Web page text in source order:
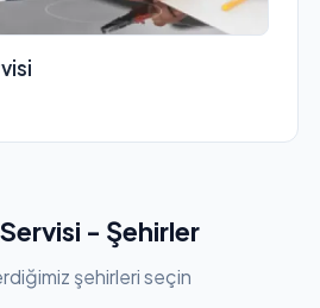
- Şehirler
şehirleri seçin